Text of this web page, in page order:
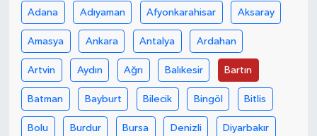
Adana Adıyaman Afyonkarahisar Aksaray
Amasya Ankara Antalya Ardahan
Artvin Aydın Ağrı Balıkesir Bartın
Batman Bayburt Bilecik Bingöl Bitlis
Bolu Burdur Bursa Denizli Diyarbakır
MAGAZİN